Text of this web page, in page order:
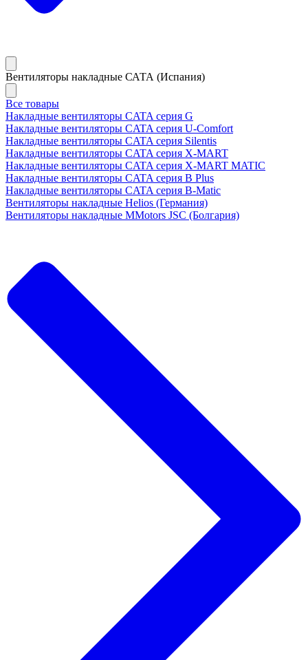
Вентиляторы накладные САТА (Испания)
Все товары
Накладные вентиляторы CATA серия G
Накладные вентиляторы CATA серия U-Comfort
Накладные вентиляторы CATA серия Silentis
Накладные вентиляторы CATA серия X-MART
Накладные вентиляторы CATA серия X-MART MATIC
Накладные вентиляторы CATA серия B Plus
Накладные вентиляторы CATA серия B-Matic
Вентиляторы накладные Helios (Германия)
Вентиляторы накладные MMotors JSC (Болгария)